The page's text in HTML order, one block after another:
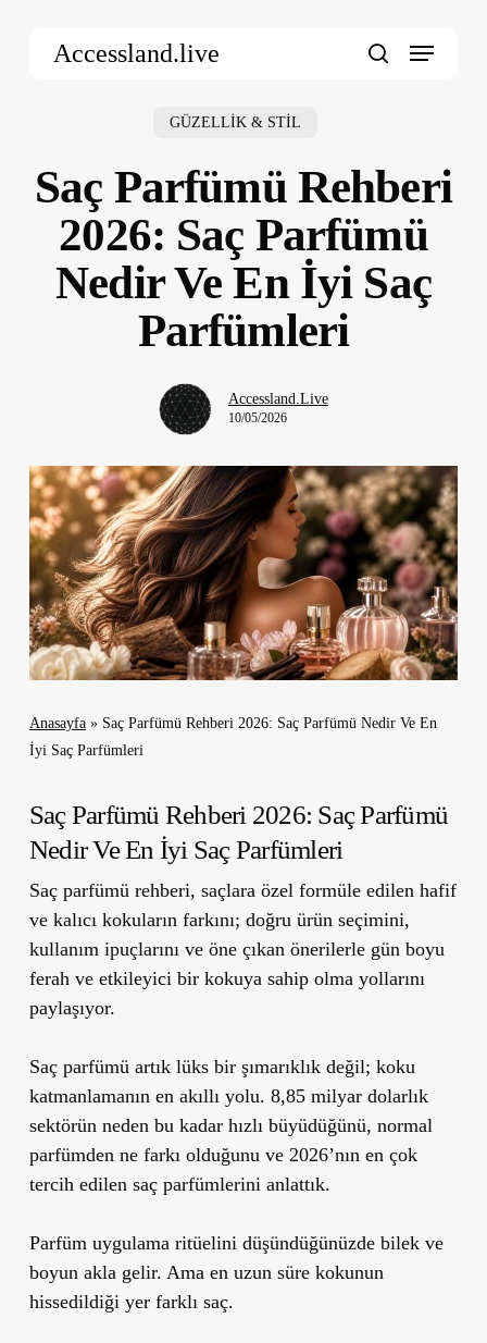
Accessland.live Menu
GÜZELLİK & STİL
Saç Parfümü Rehberi
2026: Saç Parfümü
Nedir Ve En İyi Saç
Parfümleri
Accessland.Live
10/05/2026
Anasayfa» Saç Parfümü Rehberi 2026: Saç Parfümü Nedir Ve En
İyi Saç Parfümleri
Saç Parfümü Rehberi 2026: Saç Parfümü
Nedir Ve En İyi Saç Parfümleri
Saç parfümü rehberi, saçlara özel formüle edilen hafif
ve kalıcı kokuların farkını; doğru ürün seçimini,
kullanım ipuçlarını ve öne çıkan önerilerle gün boyu
ferah ve etkileyici bir kokuya sahip olma yollarını
paylaşıyor.
Saç parfümü artık lüks bir şımarıklık değil; koku
katmanlamanın en akıllı yolu. 8,85 milyar dolarlık
sektörün neden bu kadar hızlı büyüdüğünü, normal
parfümden ne farkı olduğunu ve 2026’nın en çok
tercih edilen saç parfümlerini anlattık.
Parfüm uygulama ritüelini düşündüğünüzde bilek ve
boyun akla gelir. Ama en uzun süre kokunun
hissedildiği yer farklı saç.